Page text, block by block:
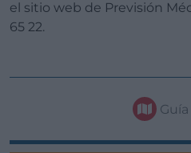
el sitio web de Previsión
65 22.